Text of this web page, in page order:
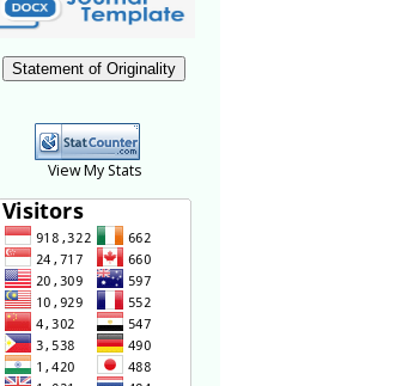
Statement of Originality
View My Stats